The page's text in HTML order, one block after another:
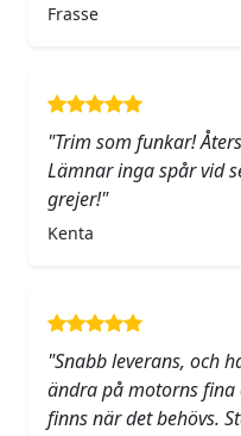
Frasse
"Trim som funkar!
Lämnar inga spår vid
grejer!"
Kenta
"Snabb leverans, och
ändra på motorns fina
finns när det behövs.